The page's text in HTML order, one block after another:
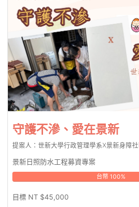
守護不滲、愛在景新
提案人：世新大學行政管理學系X景新身障
景新日照防水工程募資專案
台幣 100%
目標 NT $45,000